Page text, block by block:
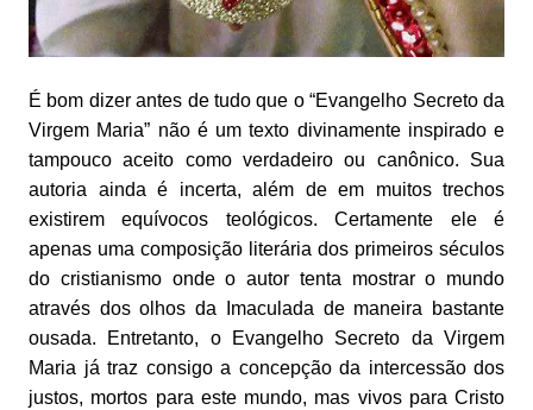
É bom dizer antes de tudo que o “Evangelho Secreto da
Virgem Maria” não é um texto divinamente inspirado e
tampouco aceito como verdadeiro ou canônico. Sua
autoria ainda é incerta, além de em muitos trechos
existirem equívocos teológicos. Certamente ele é
apenas uma composição literária dos primeiros séculos
do cristianismo onde o autor tenta mostrar o mundo
através dos olhos da Imaculada de maneira bastante
ousada. Entretanto, o Evangelho Secreto da Virgem
Maria já traz consigo a concepção da intercessão dos
justos, mortos para este mundo, mas vivos para Cristo